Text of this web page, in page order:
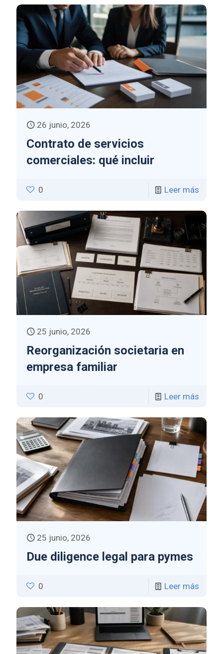
26 junio, 2026
Contrato de servicios
comerciales: qué incluir
0 Leer más
25 junio, 2026
Reorganización societaria en
empresa familiar
0 Leer más
25 junio, 2026
Due diligence legal para pymes
0 Leer más